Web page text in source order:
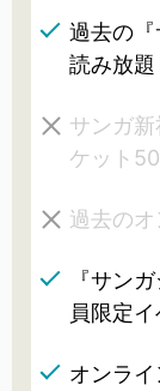
過去の
読み放題
サンガ
ケット
過去の
『サン
員限定
オンラ